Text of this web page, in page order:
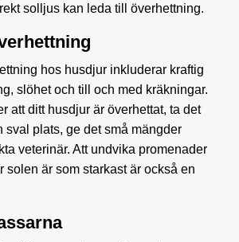
solljus kan leda till överhettning.
hos husdjur inkluderar kraftig
slöhet och till och med kräkningar.
att ditt husdjur är överhettat, ta det
sval plats, ge det små mängder
veterinär. Att undvika promenader
solen är som starkast är också en